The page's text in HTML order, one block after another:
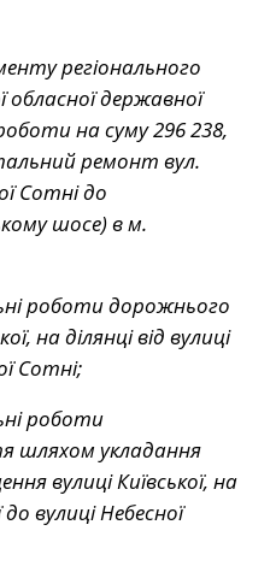
регіонального
державної
на суму 296 238,
ремонт вул.
Сотні до
шосе) в м.
роботи дорожнього
на ділянці від вулиці
Сотні;
роботи
шляхом укладання
вулиці Київської, на
до вулиці Небесної